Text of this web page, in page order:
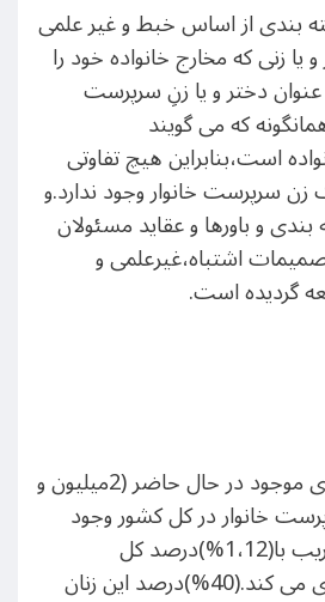
بندی از اساس خبط و غیر علمی
زنی که مخارج خانواده خود را
عنوان دختر و یا زنِ سرپرست
که می گویند
است،بنابراین هیچ تفاوتی
سرپرست خانوار وجود ندارد.و
و باورها و عقاید مسئولان
اشتباه،غیرعلمی و
گردیده است.
براساس آخرین آمارهای موجود در حال حاضر (2میلیون و
72 زنِ سرپرست خانوار در کل کشور وجود
دارد،که این رقم به تقریب با(1،12%)درصد کل
خانوارهای کشور برابری می کند.(40%)درصد این زنان